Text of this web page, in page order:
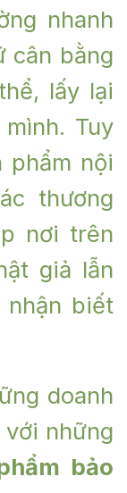
nhanh
cân bằng
lấy lại
Tuy
phẩm nội
thương
nơi trên
giả lẫn
biết
doanh
những
bảo